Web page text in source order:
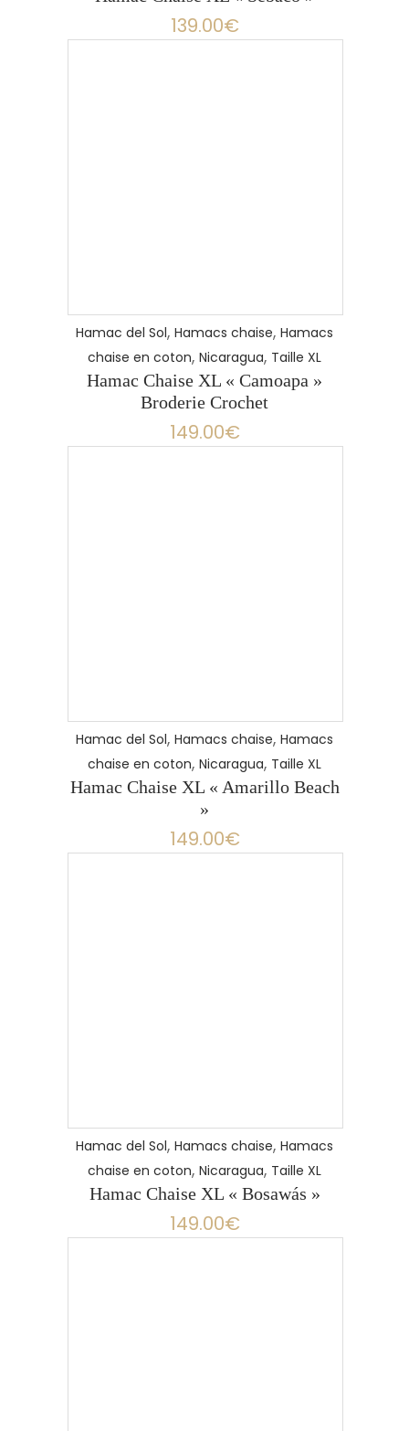
139.00€
Hamac del Sol, Hamacs chaise, Hamacs
chaise en coton, Nicaragua, Taille XL
Hamac Chaise XL « Camoapa »
Broderie Crochet
149.00€
Hamac del Sol, Hamacs chaise, Hamacs
chaise en coton, Nicaragua, Taille XL
Hamac Chaise XL « Amarillo Beach
»
149.00€
Hamac del Sol, Hamacs chaise, Hamacs
chaise en coton, Nicaragua, Taille XL
Hamac Chaise XL « Bosawás »
149.00€